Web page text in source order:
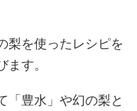
梨を使ったレシピを
す。
「豊水」や幻の梨と